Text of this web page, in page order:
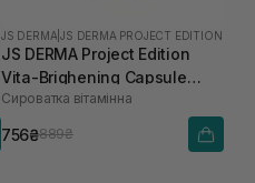
JS DERMA |JS DERMA PROJECT EDITION
JS DERMA Project Edition
Vita-Brighening Capsule
Ampoule 50 мл
Сироватка вітамінна
756₴889₴